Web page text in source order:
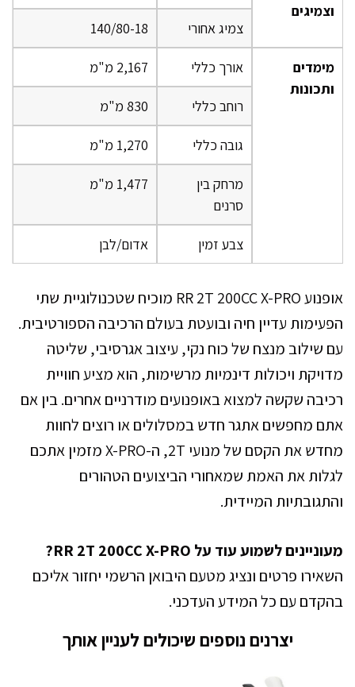
וצמיגים
צמיג אחורי 140/80-18
מימדים
ותכונות
אורך כללי 2,167 מ"מ
רוחב כללי 830 מ"מ
גובה כללי 1,270 מ"מ
מרחק בין
סרנים
1,477 מ"מ
צבע זמין אדום/לבן
אופנוע RR 2T 200CC X-PRO מוכיח שטכנולוגיית שתי
הפעימות עדיין חיה ובועטת בעולם הרכיבה הספורטיבית.
עם שילוב מנצח של כוח נקי, עיצוב אגרסיבי, שליטה
מדויקת ויכולות דינמיות מרשימות, הוא מציע חוויית
רכיבה שקשה למצוא באופנועים מודרניים אחרים. בין אם
אתם מחפשים אתגר חדש במסלולים או רוצים לחוות
מחדש את הקסם של מנועי 2T, ה-X-PRO מזמין אתכם
לגלות את האמת שמאחורי הביצועים הטהורים
והתגובתיות המיידית.
מעוניינים לשמוע עוד על RR 2T 200CC X-PRO?
השאירו פרטים ונציג מטעם היבואן הרשמי יחזור אליכם
בהקדם עם כל המידע העדכני.
יצרנים נוספים שיכולים לעניין אותך